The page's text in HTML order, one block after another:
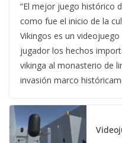
“El mejor juego histórico
como fue el inicio de la
Vikingos es un
jugador los hechos
vikinga al monasterio de
invasión marco